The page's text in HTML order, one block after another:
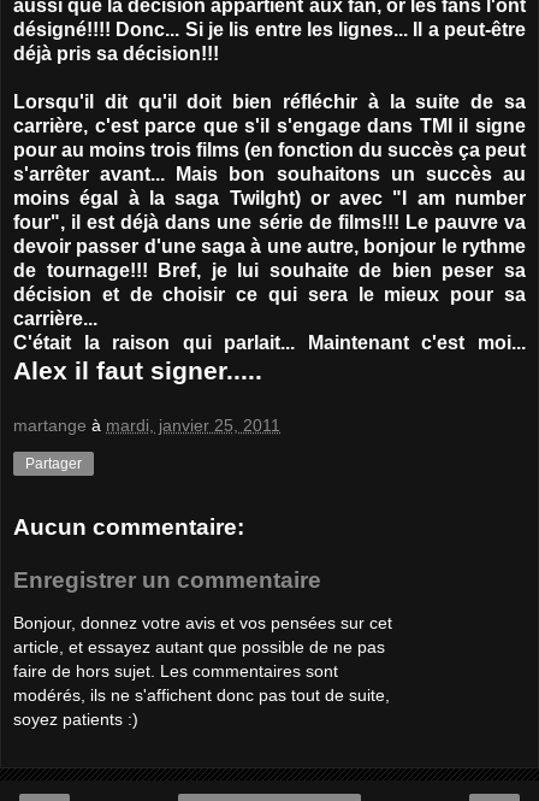
aussi que la décision appartient aux fan, or les fans l'ont
désigné!!!! Donc... Si je lis entre les lignes... Il a peut-être
déjà pris sa décision!!!
Lorsqu'il dit qu'il doit bien réfléchir à la suite de sa
carrière, c'est parce que s'il s'engage dans TMI il signe
pour au moins trois films (en fonction du succès ça peut
s'arrêter avant... Mais bon souhaitons un succès au
moins égal à la saga Twilght) or avec "I am number
four", il est déjà dans une série de films!!! Le pauvre va
devoir passer d'une saga à une autre, bonjour le rythme
de tournage!!! Bref, je lui souhaite de bien peser sa
décision et de choisir ce qui sera le mieux pour sa
carrière...
C'était la raison qui parlait... Maintenant c'est moi...
Alex il faut signer.....
martange à mardi, janvier 25, 2011
Partager
Aucun commentaire:
Enregistrer un commentaire
Bonjour, donnez votre avis et vos pensées sur cet
article, et essayez autant que possible de ne pas
faire de hors sujet. Les commentaires sont
modérés, ils ne s'affichent donc pas tout de suite,
soyez patients :)